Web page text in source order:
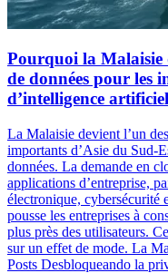
Pourquoi la Malaisie
de données pour les
d’intelligence
La Malaisie devient l’un
importants d’Asie du Sud-
données. La demande en
applications d’entreprise,
électronique, cybersécurité
pousse les entreprises à
plus près des utilisateurs.
sur un effet de mode. La
Posts Desbloqueando la